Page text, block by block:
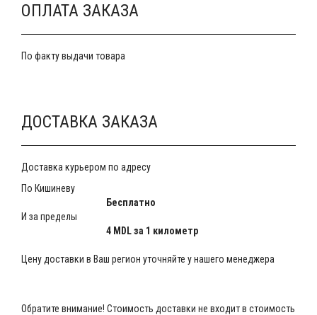
ОПЛАТА ЗАКАЗА
По факту выдачи товара
ДОСТАВКА ЗАКАЗА
Доставка курьером по адресу
По Кишиневу
Бесплатно
И за пределы
4 MDL за 1 километр
Цену доставки в Ваш регион уточняйте у нашего менеджера
Обратите внимание! Стоимость доставки не входит в стоимость